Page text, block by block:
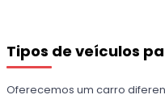
Tipos de veículos
Oferecemos um carro